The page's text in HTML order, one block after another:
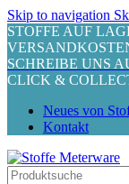
Skip to navigation
STOFFE AUF
SCHREIBE UNS
CLICK &
Neues von
Kontakt